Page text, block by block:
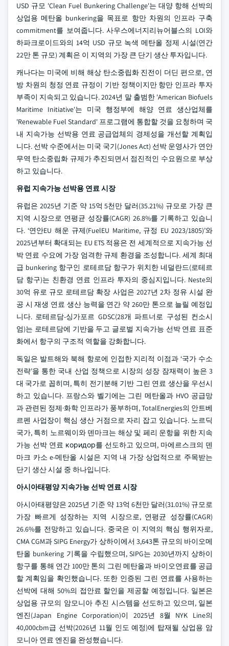
USD 규모 'Clean Fuel Bunkering Challenge'는 대양 항해 선박의
상업용 메탄올 bunkering을 목표로 항만 차원의 인프라 구축
commitment를 보여줍니다. 사우스에너지리뉴어블스의 LOI와
하파크로이드와의 14억 USD 규모 녹색 메탄올 정제 시설(연간
22만 톤 규모) 계획은 이 지역의 가장 큰 단기 생산 투자입니다.
캐나다는 미국에 비해 해상 탄소중립화 진전이 더딘 편으로, 연
방 차원의 청정 연료 규정이 기반 정책이지만 항만 인프라 투자
부족이 지속되고 있습니다. 2024년 말 출범한 'American Biofuels
Maritime Initiative'는 미국 행정부에 해양 연료 생산업체를
'Renewable Fuel Standard' 프로그램에 통합할 것을 요청하며 국
내 지속가능 선박용 연료 공급업체의 경제성을 개선할 계획입
니다. 선박 수준에서는 미국 국기(Jones Act) 선박 운영사가 연안
무역 탄소중립화 규제가 추진되면서 점진적인 수요원으로 부상
하고 있습니다.
유럽 지속가능 선박용 연료 시장
유럽은 2025년 기준 약 15억 5천만 달러(35.21%) 규모로 가장 큰
지역 시장으로 연평균 성장률(CAGR) 26.8%를 기록하고 있습니
다. ‘연안EU 해운 규제(FuelEU Maritime, 규정 EU 2023/1805)’와
2025년부터 확대되는 EU ETS 적용은 전 세계적으로 지속가능 선
박 연료 수요에 가장 엄격한 규제 환경을 조성합니다. 세계 최대
급 bunkering 항구인 로테르담 항구가 위치한 네덜란드(로테르
담 항구)는 친환경 연료 인프라 투자의 중심지입니다. Neste의
30억 유로 규모 로테르담 확장 사업은 2027년 2차 정유 시설 완
공 시 재생 연료 생산 능력을 연간 약 260만 톤으로 늘릴 예정입
니다. 로테르담-싱가포르 GDSC(28개 파트너로 구성된 컨소시
엄)는 로테르담에 기반을 두고 글로벌 지속가능 선박 연료 표준
화에서 항구의 구조적 역할을 강화합니다.
독일은 발트해와 북해 항로에 인접한 지리적 이점과 ‘국가 수소
전략’을 통한 국내 산업 정책으로 시장의 성장 잠재력이 높은 3
대 국가로 꼽히며, 특히 전기분해 기반 그린 연료 생산을 우선시
하고 있습니다. 프랑스와 벨기에는 그린 메탄올과 HVO 공급망
과 관련된 정제·화학 인프라가 풍부하며, TotalEnergies의 안트베
르펜 사업장이 핵심 생산 거점으로 자리 잡고 있습니다. 노르딕
국가, 특히 노르웨이와 덴마크는 해상 및 페리 운항을 위한 지속
가능 선박 연료 коридор를 선도하고 있으며, 마에르스크의 덴
마크 카소 e-메탄올 시설은 지역 내 가장 상업적으로 주목받는
단기 생산 시설 중 하나입니다.
아시아태평양 지속가능 선박 연료 시장
아시아태평양은 2025년 기준 약 13억 6천만 달러(31.01%) 규모로
가장 빠르게 성장하는 지역 시장으로, 연평균 성장률(CAGR)
26.6%를 전망하고 있습니다. 중국은 이 지역의 핵심 행위자로,
CMA CGM과 SIPG Energy가 상하이에서 3,643톤 규모의 바이오메
탄올 bunkering 기록을 수립했으며, SIPG는 2030년까지 상하이
항구를 통해 연간 100만 톤의 그린 메탄올과 바이오연료를 공급
할 계획임을 확인했습니다. 또한 인증된 그린 연료를 사용하는
선박에 대해 50%의 접안료 할인을 제공할 예정입니다. 일본은
상업용 규모의 암모니아 추진 시스템을 선도하고 있으며, 일본
엔진(Japan Engine Corporation)이 2025년 8월 NYK Line의
40,000cbm급 선박(2026년 11월 인도 예정)에 탑재될 상업용 암
모니아 연료 엔진을 완성했습니다.